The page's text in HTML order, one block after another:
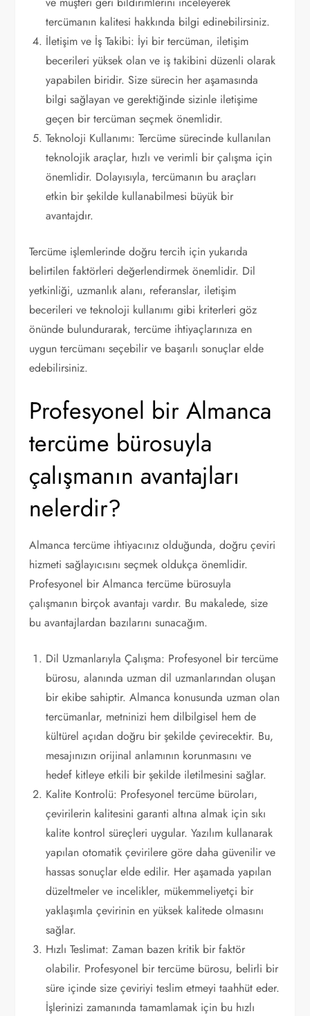
tercümanın kalitesi hakkında bilgi edinebilirsiniz.
İletişim ve İş Takibi: İyi bir tercüman, iletişim
becerileri yüksek olan ve iş takibini düzenli olarak
yapabilen biridir. Size sürecin her aşamasında
bilgi sağlayan ve gerektiğinde sizinle iletişime
geçen bir tercüman seçmek önemlidir.
Teknoloji Kullanımı: Tercüme sürecinde kullanılan
teknolojik araçlar, hızlı ve verimli bir çalışma için
önemlidir. Dolayısıyla, tercümanın bu araçları
etkin bir şekilde kullanabilmesi büyük bir
avantajdır.
Tercüme işlemlerinde doğru tercih için yukarıda
belirtilen faktörleri değerlendirmek önemlidir. Dil
yetkinliği, uzmanlık alanı, referanslar, iletişim
becerileri ve teknoloji kullanımı gibi kriterleri göz
önünde bulundurarak, tercüme ihtiyaçlarınıza en
uygun tercümanı seçebilir ve başarılı sonuçlar elde
edebilirsiniz.
Profesyonel bir Almanca
tercüme bürosuyla
çalışmanın avantajları
nelerdir?
Almanca tercüme ihtiyacınız olduğunda, doğru çeviri
hizmeti sağlayıcısını seçmek oldukça önemlidir.
Profesyonel bir Almanca tercüme bürosuyla
çalışmanın birçok avantajı vardır. Bu makalede, size
bu avantajlardan bazılarını sunacağım.
Dil Uzmanlarıyla Çalışma: Profesyonel bir tercüme
bürosu, alanında uzman dil uzmanlarından oluşan
bir ekibe sahiptir. Almanca konusunda uzman olan
tercümanlar, metninizi hem dilbilgisel hem de
kültürel açıdan doğru bir şekilde çevirecektir. Bu,
mesajınızın orijinal anlamının korunmasını ve
hedef kitleye etkili bir şekilde iletilmesini sağlar.
Kalite Kontrolü: Profesyonel tercüme büroları,
çevirilerin kalitesini garanti altına almak için sıkı
kalite kontrol süreçleri uygular. Yazılım kullanarak
yapılan otomatik çevirilere göre daha güvenilir ve
hassas sonuçlar elde edilir. Her aşamada yapılan
düzeltmeler ve incelikler, mükemmeliyetçi bir
yaklaşımla çevirinin en yüksek kalitede olmasını
sağlar.
Hızlı Teslimat: Zaman bazen kritik bir faktör
olabilir. Profesyonel bir tercüme bürosu, belirli bir
süre içinde size çeviriyi teslim etmeyi taahhüt eder.
İşlerinizi zamanında tamamlamak için bu hızlı